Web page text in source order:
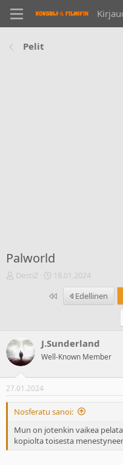
Pelit
Palworld
V
k
e
t
u
n
a
l
o
i
t
DestiZ
A
o
s
p
ä
ä
m
ä
ä
r
ä
18.01.2024
Ensimmäinen
Edellinen
J.Sunderland
Well-Known Member
27.01.2024
Nosferatu sanoi:
Mun on jotenkin vaikea
kopiolta toisesta